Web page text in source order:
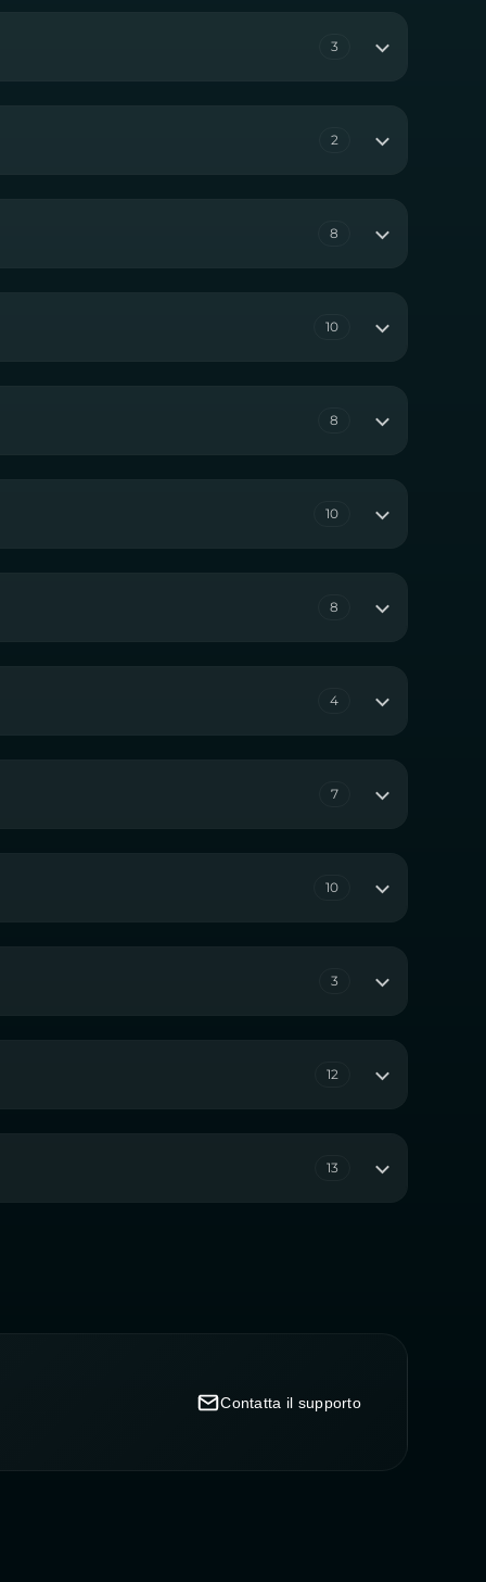
3
2
8
10
8
10
8
4
7
10
3
12
13
Contatta il supporto